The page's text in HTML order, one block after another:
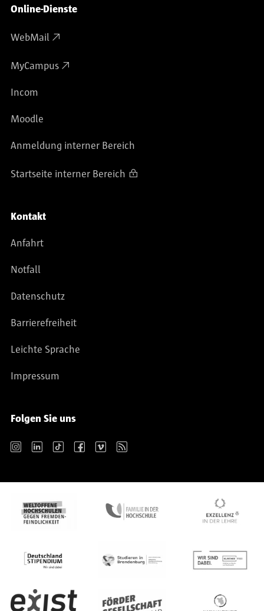
Online-Dienste
WebMail
MyCampus
Incom
Moodle
Anmeldung interner Bereich
Startseite interner Bereich
Kontakt
Anfahrt
Notfall
Datenschutz
Barrierefreiheit
Leichte Sprache
Impressum
Folgen Sie uns
Instagram LinkedIn TikTok Facebook Vimeo RSS